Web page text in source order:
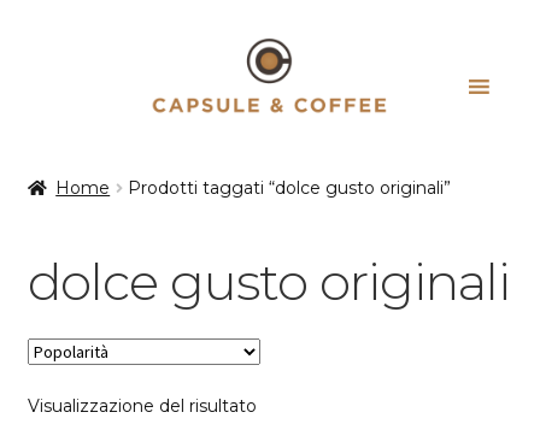
Home Prodotti taggati “dolce gusto originali”
dolce gusto originali
Visualizzazione del risultato